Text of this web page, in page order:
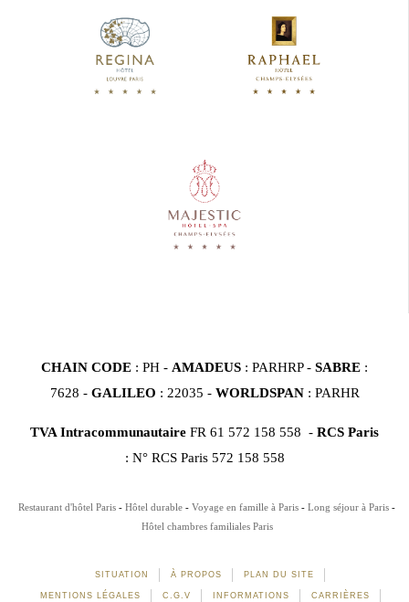
CHAIN CODE : PH - AMADEUS : PARHRP - SABRE :
7628 - GALILEO : 22035 - WORLDSPAN : PARHR
TVA Intracommunautaire FR 61 572 158 558 - RCS Paris
: N° RCS Paris 572 158 558
Restaurant d'hôtel Paris Hôtel durable Voyage en famille à Paris
Long séjour à Paris
Hôtel chambres familiales Paris
SITUATION À PROPOS PLAN DU SITE
MENTIONS LÉGALES C.G.V INFORMATIONS CARRIÈRES